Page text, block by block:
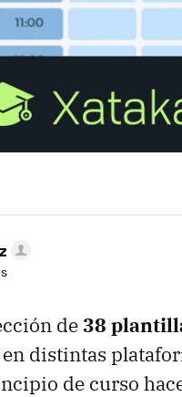
de 38
en distintas
de curso